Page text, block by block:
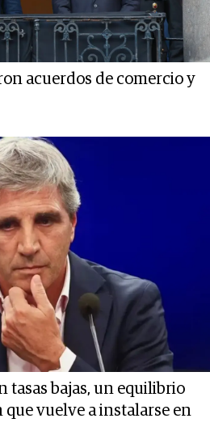
acuerdos de comercio y
tasas bajas, un equilibrio
vuelve a instalarse en